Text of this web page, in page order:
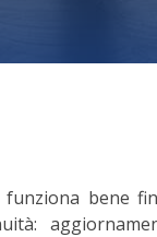
bene